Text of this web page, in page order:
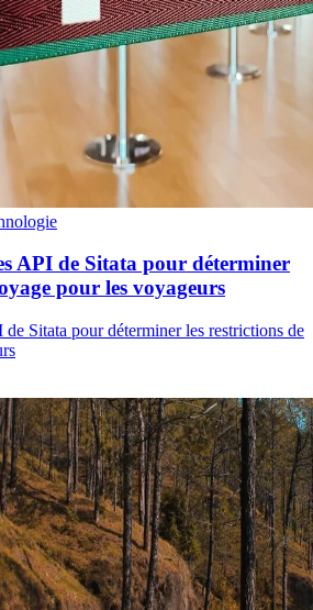
API de Sitata pour déterminer
pour les voyageurs
Sitata pour déterminer les restrictions de